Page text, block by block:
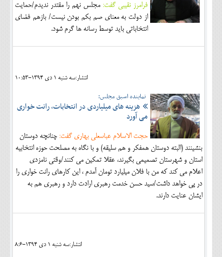
فرامرز نقیبی گفت: مجلس نهم را مقتدر ندیدم/حمایت
از دولت به معنای صم بکم بودن نیست/ بازهم فضای
انتخاباتی باید توسط رسانه ها گرم شود.
انتشار:سه شنبه 1 دی 1394-10:53
نماینده اسبق مجلس:
هزینه های میلیاردی در انتخابات، رانت خواری
می آورد
حجت الاسلام عباسعلی بهاری گفت: چنانچه دوستان
بنشینند (البته دوستان همفکر و هم سلیقه) و با نگاه به مصلحت حوزه انتخابیه
استان و شهرستان تصمیمی بگیرند، عقلا تمکین می کنند/وقتی نامزدی
اعلام می کند که من با فلان میلیارد تومان آمدم ، این کارهای رانت خواری را
در پی خواهد داشت/سید حسن خدمت رهبری ارادت دارد و رهبری هم به
ایشان عنایت دارند.
انتشار:سه شنبه 1 دی 1394-8:6